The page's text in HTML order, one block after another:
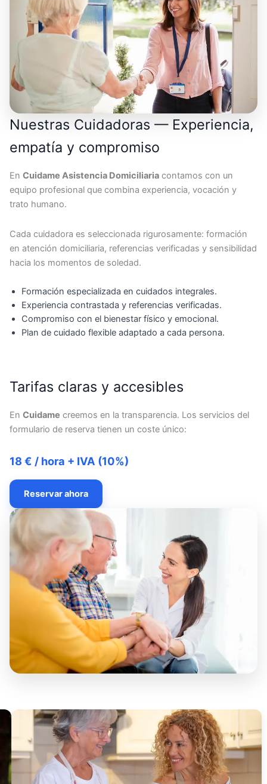
Nuestras Cuidadoras — Experiencia,
empatía y compromiso
En Cuidame Asistencia Domiciliaria contamos con un
equipo profesional que combina experiencia, vocación y
trato humano.
Cada cuidadora es seleccionada rigurosamente: formación
en atención domiciliaria, referencias verificadas y sensibilidad
hacia los momentos de soledad.
Formación especializada en cuidados integrales.
Experiencia contrastada y referencias verificadas.
Compromiso con el bienestar físico y emocional.
Plan de cuidado flexible adaptado a cada persona.
Tarifas claras y accesibles
En Cuidame creemos en la transparencia. Los servicios del
formulario de reserva tienen un coste único:
18 € / hora + IVA (10%)
Reservar ahora